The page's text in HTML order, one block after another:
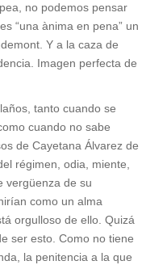
no podemos pensar
“una ànima en pena” un
Y a la caza de
Imagen perfecta de
tanto cuando se
cuando no sabe
de Cayetana Álvarez de
régimen, odia, miente,
vergüenza de su
como un alma
orgulloso de ello. Quizá
ser esto. Como no tiene
la penitencia a la que